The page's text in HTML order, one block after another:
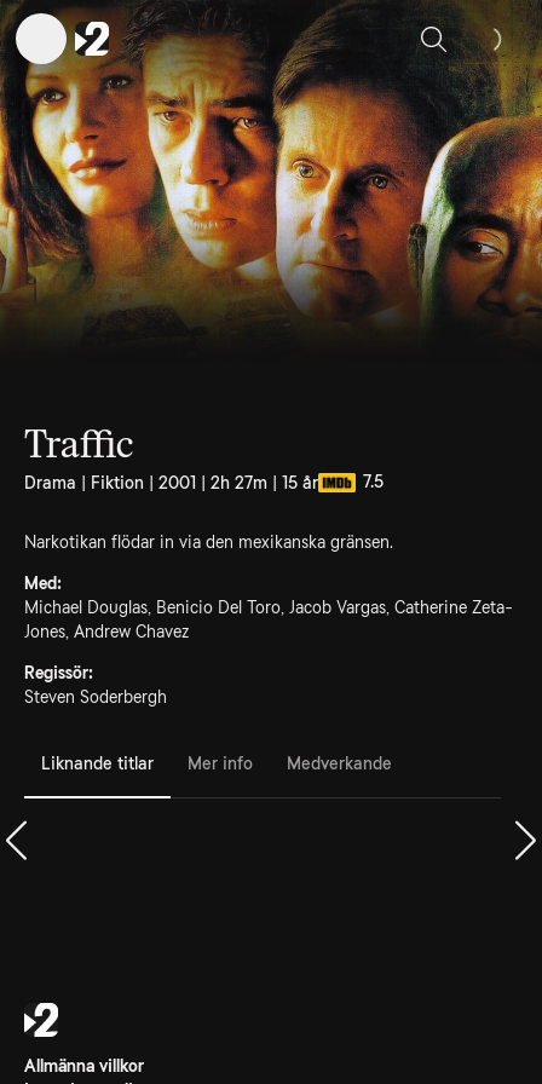
Sök
Traffic
Drama | Fiktion | 2001 | 2h 27m | 15 år 7.5
Narkotikan flödar in via den mexikanska gränsen.
Med:
Michael Douglas, Benicio Del Toro, Jacob Vargas, Catherine Zeta-
Jones, Andrew Chavez
Regissör:
Steven Soderbergh
Liknande titlar Mer info Medverkande
Allmänna villkor